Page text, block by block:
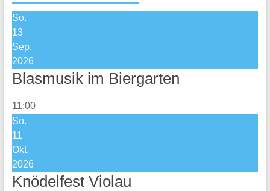
So.
13
Sep.
2026
Blasmusik im Biergarten
11:00
So.
11
Okt.
2026
Knödelfest Violau